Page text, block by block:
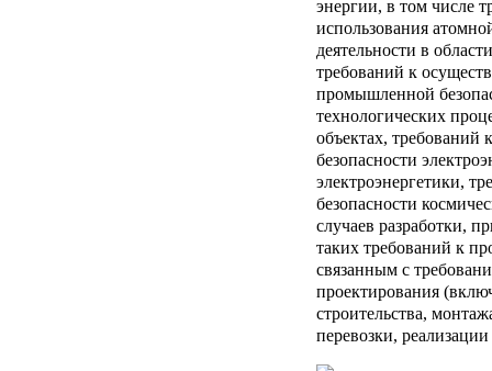
энергии, в том числе
использования
деятельности в
требований к
промышленной
технологических
объектах, требований
безопасности
электроэнергетики,
безопасности
случаев разработки,
таких требований к
связанным с
проектирования
строительства,
перевозки,